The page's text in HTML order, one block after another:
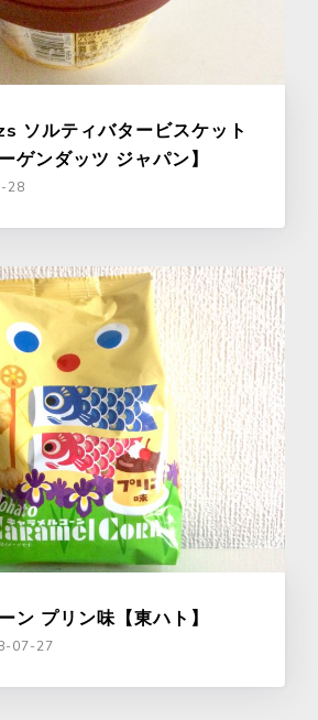
ソルティバタービスケット
ゲンダッツ ジャパン】
28
ン プリン味【東ハト】
07-27